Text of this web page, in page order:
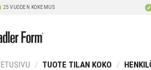
25 VUODEN KOKEMUS
ETUSIVU / TUOTE TILAN KOKO /